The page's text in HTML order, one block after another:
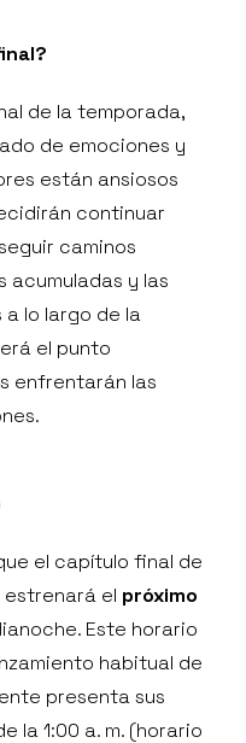
de la temporada,
de emociones y
están ansiosos
continuar
caminos
acumuladas y las
lo largo de la
el punto
enfrentarán las
el capítulo final de
estrenará el próximo
Este horario
habitual de
presenta sus
la 1:00 a. m. (horario